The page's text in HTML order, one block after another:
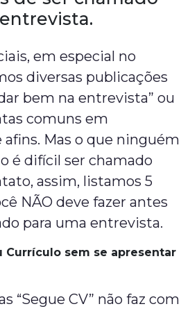
em especial no
diversas publicações
bem na entrevista” ou
comuns em
afins. Mas o que ninguém
é difícil ser chamado
assim, listamos 5
NÃO deve fazer antes
para uma entrevista.
Currículo sem se apresentar
“Segue CV” não faz com